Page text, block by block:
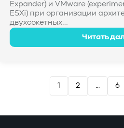
Expander) и VMware
ESXi) при организации
двухсокетных...
Читать
1 2 … 6